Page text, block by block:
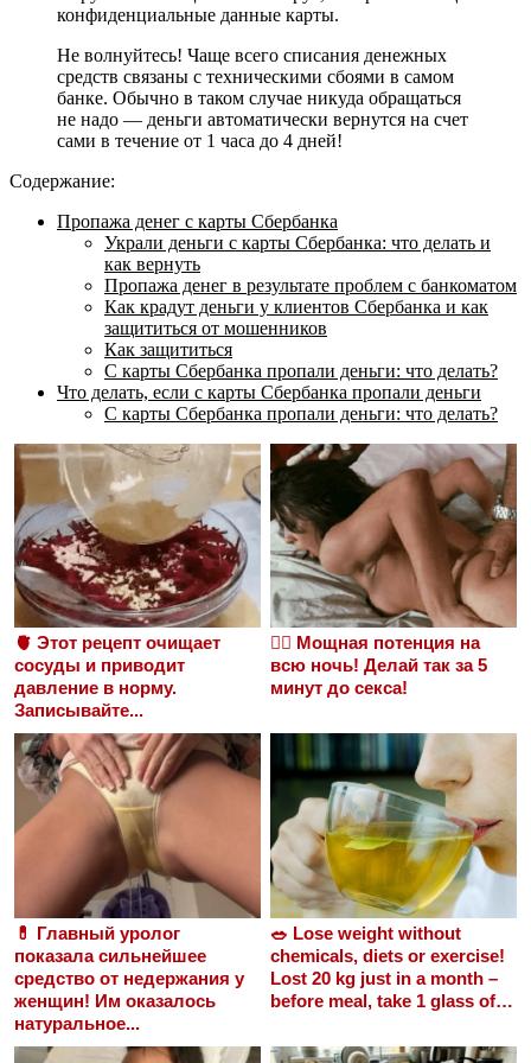
конфиденциальные данные карты.
Не волнуйтесь! Чаще всего списания денежных
средств связаны с техническими сбоями в самом
банке. Обычно в таком случае никуда обращаться
не надо — деньги автоматически вернутся на счет
сами в течение от 1 часа до 4 дней!
Содержание:
Пропажа денег с карты Сбербанка
Украли деньги с карты Сбербанка: что делать и
как вернуть
Пропажа денег в результате проблем с банкоматом
Как крадут деньги у клиентов Сбербанка и как
защититься от мошенников
Как защититься
C карты Сбербанка пропали деньги: что делать?
Что делать, если с карты Сбербанка пропали деньги
C карты Сбербанка пропали деньги: что делать?
🫀 Этот рецепт очищает
сосуды и приводит
давление в норму.
Записывайте...
❤️‍🔥 Мощная потенция на
всю ночь! Делай так за 5
минут до секса!
💊 Главный уролог
показала сильнейшее
средство от недержания у
женщин! Им оказалось
натуральное...
🥗 Lose weight without
chemicals, diets or exercise!
Lost 20 kg just in a month –
before meal, take 1 glass of…